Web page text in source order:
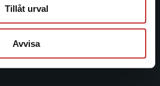
Tillåt urval
Avvisa